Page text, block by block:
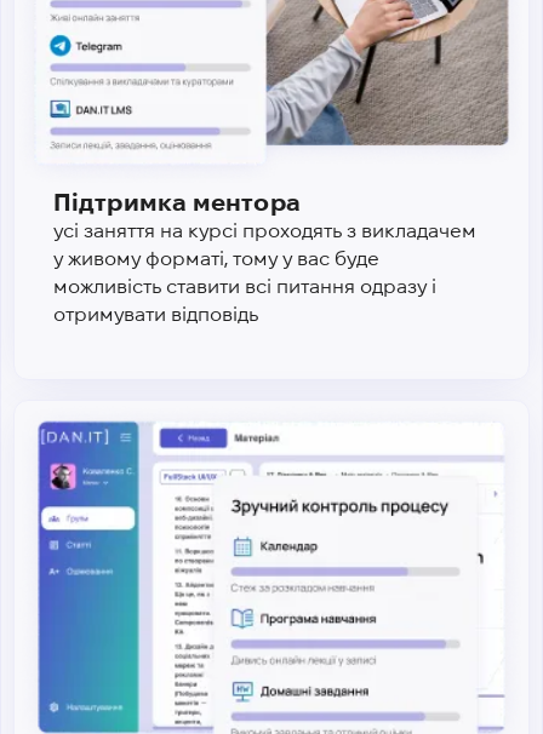
Підтримка ментора
усі заняття на курсі проходять з викладачем
у живому форматі, тому у вас буде
можливість ставити всі питання одразу і
отримувати відповідь